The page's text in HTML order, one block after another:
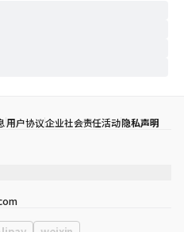
用户协议企业社会责任活动隐私声明
号 3楼 （三成洞， coex)